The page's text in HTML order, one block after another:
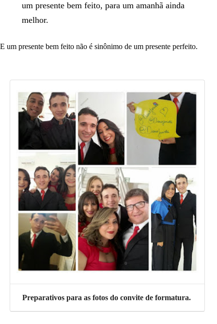
um presente bem feito, para um amanhã ainda
melhor.
E um presente bem feito não é sinônimo de um presente perfeito.
Preparativos para as fotos do convite de formatura.